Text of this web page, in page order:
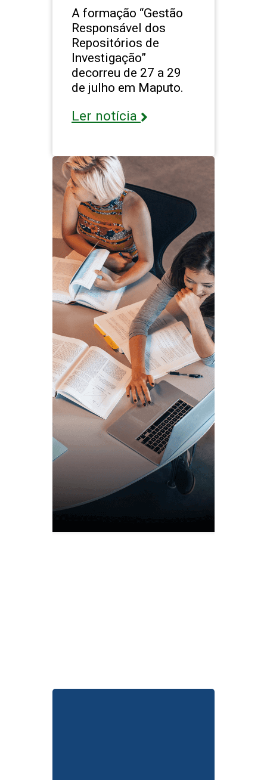
A formação “Gestão
Responsável dos
Repositórios de
Investigação”
decorreu de 27 a 29
de julho em Maputo.
Ler notícia